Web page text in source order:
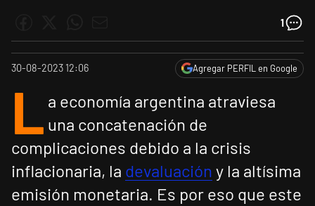
1
30-08-2023 12:06 Agregar PERFIL en Google
L a economía argentina atraviesa
una concatenación de
complicaciones debido a la crisis
inflacionaria, la devaluación y la altísima
emisión monetaria. Es por eso que este